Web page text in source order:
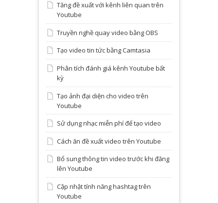
Tăng đề xuất với kênh liên quan trên
Youtube
Truyền nghề quay video bằng OBS
Tạo video tin tức bằng Camtasia
Phân tích đánh giá kênh Youtube bất
kỳ
Tạo ảnh đại diện cho video trên
Youtube
Sử dụng nhạc miễn phí để tạo video
Cách ăn đề xuất video trên Youtube
Bổ sung thông tin video trước khi đăng
lên Youtube
Cập nhật tính năng hashtag trên
Youtube